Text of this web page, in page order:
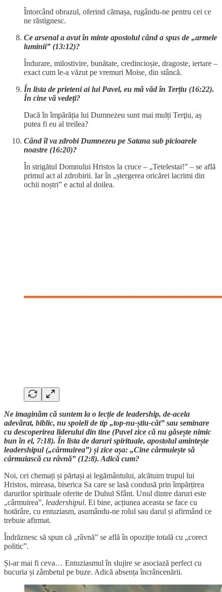
Întorcând obrazul, oferind cămașa, rugându-ne pentru cei ce
ne răstignesc.
Ce arsenal a avut în minte apostolul când a spus de „armele
luminii” (13:12)?
Îndurare, milostivire, bunătate, credincioșie, dragoste, iertare –
exact cum le-a văzut pe vremuri Moise, din stâncă.
În lista de prieteni ai lui Pavel, eu mă văd în Terțiu (16:22).
În cine vă vedeți?
Dacă în împărăția lui Dumnezeu sunt mai mulți Terţiu, aș
putea fi eu al treilea?
Când îl va zdrobi Dumnezeu pe Satana sub picioarele
noastre (16:20)?
În strigătul Domnului Hristos la cruce – „Tetelestai!” – se află
primul act al zdrobirii. Iar în „ștergerea oricărei lacrimi din
ochii noștri” e actul al doilea.
Ne imaginăm că suntem la o lecție de leadership, de-acela
adevărat, biblic, nu spoieli de tip „top-nu-știu-cât” sau seminare
cu descoperirea liderului din tine (Pavel zice că nu găsește nimic
bun în el, 7:18). În lista de daruri spirituale, apostolul amintește
leadershipul („cârmuirea”) și zice așa: „Cine cârmuiește să
cârmuiască cu râvnă” (12:8). Adică cum?
Noi, cei chemați și părtași ai legământului, alcătuim trupul lui
Hristos, mireasa, biserica Sa care se lasă condusă prin împărțirea
darurilor spirituale oferite de Duhul Sfânt. Unul dintre daruri este
„cârmuirea”, leadershipul. Ei bine, acțiunea aceasta se face cu
hotărâre, cu entuziasm, asumându-ne rolul sau darul și afirmând ce
trebuie afirmat.
Îndrăznesc să spun că „râvnă” se află în opoziție totală cu „corect
politic”.
Și-ar mai fi ceva… Entuziasmul în slujire se asociază perfect cu
bucuria și zâmbetul pe buze. Adică absența încrâncenării.